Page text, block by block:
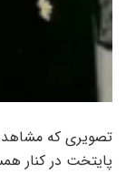
تصویری که
پایتخت در کنار